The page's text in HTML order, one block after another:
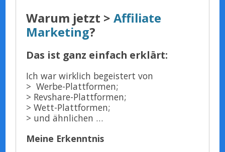
Warum jetzt >Affiliate
Marketing?
Das ist ganz einfach erklärt:
Ich war wirklich begeistert von
> Werbe-Plattformen;
> Revshare-Plattformen;
> Wett-Plattformen;
> und ähnlichen …
Meine Erkenntnis